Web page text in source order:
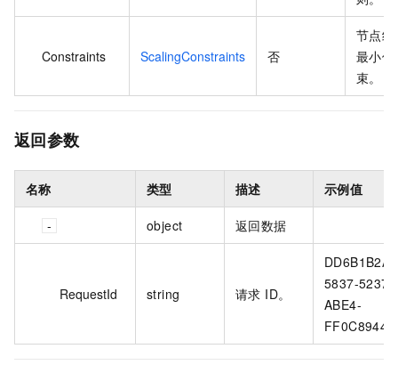
Constraints ScalingConstraints 否
节点组
最小值
束。
返回参数
名称 类型 描述 示例值
object 返回数据
RequestId string 请求 ID。
DD6B1B2A-
5837-5237-
ABE4-